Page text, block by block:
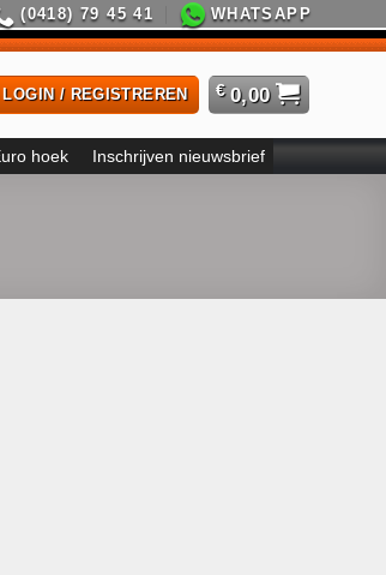
(0418) 79 45 41 WHATSAPP
LOGIN / REGISTREREN € 0,00
hoek Inschrijven nieuwsbrief